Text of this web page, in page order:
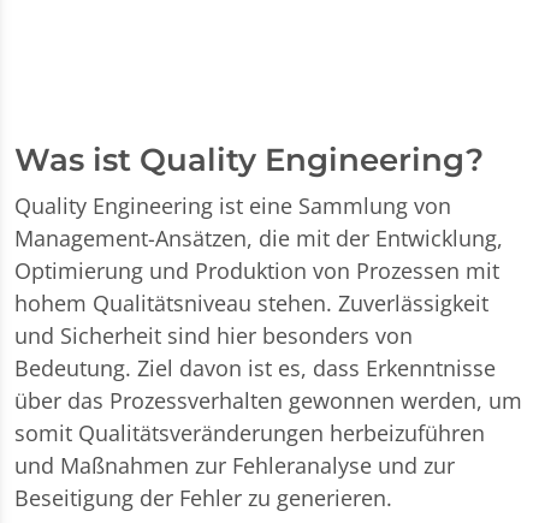
Was ist Quality Engineering?
Quality Engineering ist eine Sammlung von
Management-Ansätzen, die mit der Entwicklung,
Optimierung und Produktion von Prozessen mit
hohem Qualitätsniveau stehen. Zuverlässigkeit
und Sicherheit sind hier besonders von
Bedeutung. Ziel davon ist es, dass Erkenntnisse
über das Prozessverhalten gewonnen werden, um
somit Qualitätsveränderungen herbeizuführen
und Maßnahmen zur Fehleranalyse und zur
Beseitigung der Fehler zu generieren.